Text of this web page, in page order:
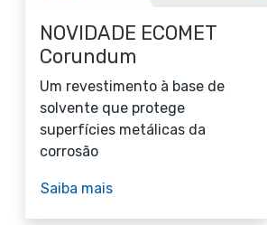
NOVIDADE ECOMET
Corundum
Um revestimento à base de
solvente que protege
superfícies metálicas da
corrosão
Saiba mais